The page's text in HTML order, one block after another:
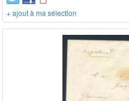
+ ajout à ma sélection